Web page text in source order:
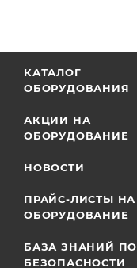
КАТАЛОГ
ОБОРУДОВАНИЯ
АКЦИИ НА
ОБОРУДОВАНИЕ
НОВОСТИ
ПРАЙС-ЛИСТЫ НА
ОБОРУДОВАНИЕ
БАЗА ЗНАНИЙ ПО
БЕЗОПАСНОСТИ